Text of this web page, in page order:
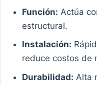
Función: Actúa
estructural.
Instalación:
reduce costos de
Durabilidad: Alta